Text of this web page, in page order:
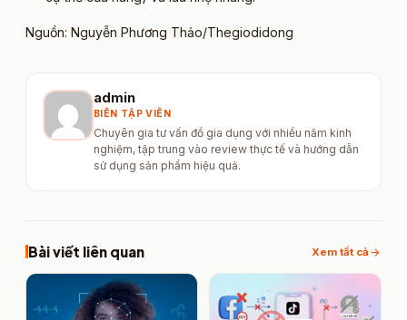
Nguồn: Nguyễn Phương Thảo/Thegiodidong​
admin
BIÊN TẬP VIÊN
Chuyên gia tư vấn đồ gia dụng với nhiều năm kinh
nghiệm, tập trung vào review thực tế và hướng dẫn
sử dụng sản phẩm hiệu quả.
Bài viết liên quan Xem tất cả arrow_forward